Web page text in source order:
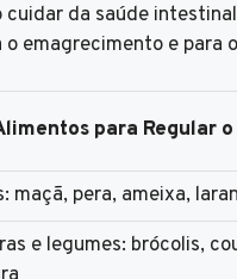
da saúde
emagrecimento e para
para Regular
maçã, pera, ameixa,
e legumes: brócolis,